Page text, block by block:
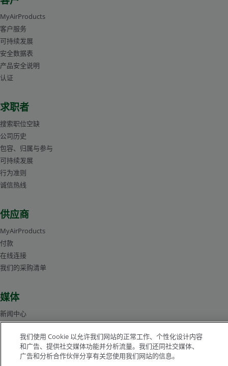
MyAirProducts
客户服务
可持续发展
安全数据表
产品安全说明
认证
求职者
搜索职位空缺
公司历史
包容、归属与参与
可持续发展
行为准则
诚信热线
供应商
MyAirProducts
付款
在线连接
我们的采购清单
媒体
新闻中心
管理层人员简介
我们使用 Cookie 以允许我们网站的正常工作、个性化设计内容
和广告、提供社交媒体功能并分析流量。我们还同社交媒体、
广告和分析合作伙伴分享有关您使用我们网站的信息。